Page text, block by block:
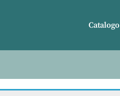
Catalogo